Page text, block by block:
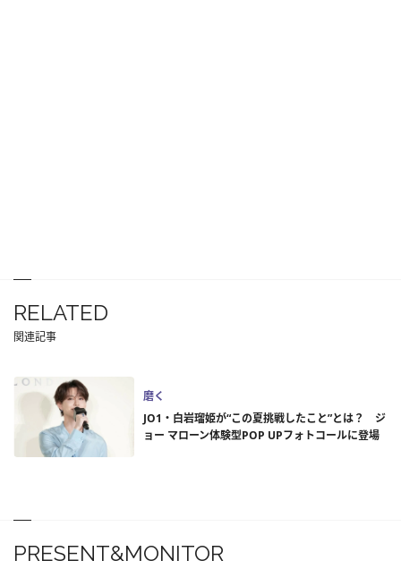
RELATED
関連記事
磨く
JO1・白岩瑠姫が“この夏挑戦したこと”とは？ ジ
ョー マローン体験型POP UPフォトコールに登場
PRESENT&MONITOR